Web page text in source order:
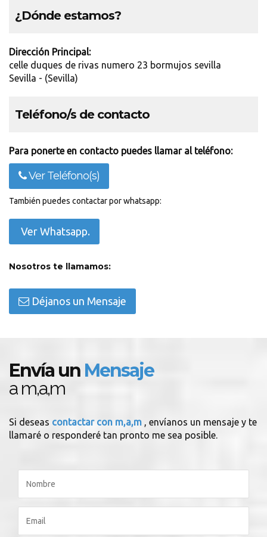
¿Dónde estamos?
Dirección Principal:
celle duques de rivas numero 23 bormujos sevilla
Sevilla - (Sevilla)
Teléfono/s de contacto
Para ponerte en contacto puedes llamar al teléfono:
Ver Teléfono(s)
También puedes contactar por whatsapp:
Ver Whatsapp.
Nosotros te llamamos:
Déjanos un Mensaje
Envía un Mensaje
a m,a,m
Si deseas contactar con m,a,m , envíanos un mensaje y te
llamaré o responderé tan pronto me sea posible.